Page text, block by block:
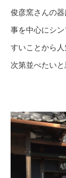
俊彦窯さんの
事を中心にシ
すいことから
次第並べたいと